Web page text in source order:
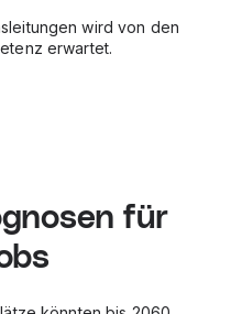
wird von den
erwartet.
für